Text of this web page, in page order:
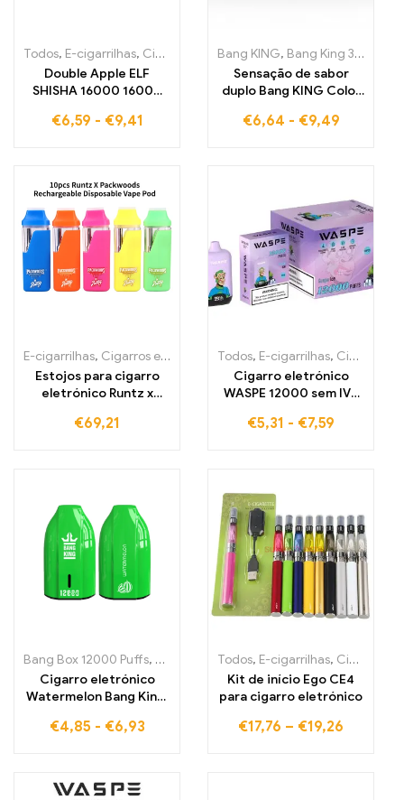
Todos, E-cigarrilhas, Cigarros eletrónicos descartáveis Estónia
Double Apple ELF
SHISHA 16000 16000
impostos para o sabor
€6,59 - €9,41
Bang KING, Bang King 30000 Puffs
Sensação de sabor
duplo Bang KING Color
frescura em cada
eletrónico descartável
€6,64 - €9,49
E-cigarrilhas, Cigarros eletrónicos descartáveis Portugal ,
Estojos para cigarro
eletrónico Runtz x
€69,21
Todos, E-cigarrilhas, Cigarros eletrónicos descartáveis Bélgica
Cigarro eletrónico
WASPE 12000 sem IVA
ICE líquido 20 ml
€5,31 - €7,59
Bang Box 12000 Puffs, E-cigarrilhas,Cigarros eletrónicos
Cigarro eletrónico
Watermelon Bang King,
12000 tragos
€4,85 - €6,93
Todos, E-cigarrilhas, Cigarros eletrónicos descartáveis Portugal
Kit de início Ego CE4
para cigarro eletrónico
€17,76 – €19,26